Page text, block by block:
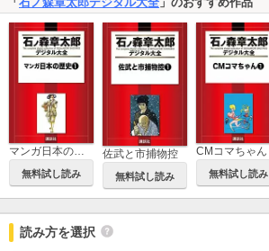
マンガ日本の歴史
無料試し読み
佐武と市捕物控
無料試し読み
CMコマちゃん
無料試し読み
読み方を選択